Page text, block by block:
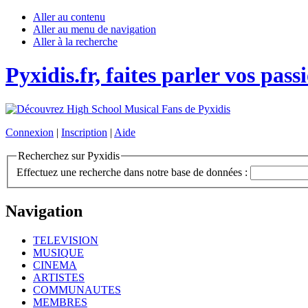
Aller au contenu
Aller au menu de navigation
Aller à la recherche
Pyxidis.fr, faites parler vos
Connexion | Inscription | Aide
Recherchez sur Pyxidis
Effectuez une recherche dans notre base de données :
Navigation
TELEVISION
MUSIQUE
CINEMA
ARTISTES
COMMUNAUTES
MEMBRES